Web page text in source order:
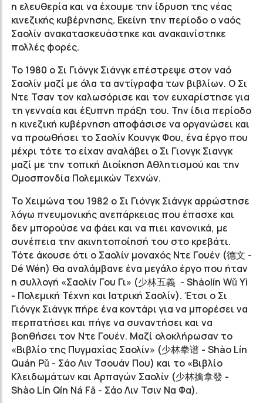
η ελευθερία και να έχουμε την ίδρυση της νέας
κινεζικής κυβέρνησης. Εκείνη την περίοδο ο ναός
Σαολίν ανακατασκευάστηκε και ανακαινίστηκε
πολλές φορές.
Το 1980 ο Σι Γιόνγκ Σιάνγκ επέστρεψε στον ναό
Σαολίν μαζί με όλα τα αντίγραφα των βιβλίων. Ο Σι
Ντε Τσαν τον καλωσόρισε και τον ευχαρίστησε για
τη γενναία και έξυπνη πράξη του. Την ίδια περίοδο
η κινεζική κυβέρνηση αποφάσισε να οργανώσει και
να προωθήσει το Σαολίν Κουνγκ Φου, ένα έργο που
μέχρι τότε το είχαν αναλάβει ο Σι Γιονγκ Σιανγκ
μαζί με την τοπική Διοίκηση Αθλητισμού και την
Ομοσπονδία Πολεμικών Τεχνών.
Το Χειμώνα του 1982 ο Σι Γιόνγκ Σιάνγκ αρρώστησε
λόγω πνευμονικής ανεπάρκειας που έπασχε και
δεν μπορούσε να φάει και να πιει κανονικά, με
συνέπεια την ακινητοποίησή του στο κρεβάτι.
Τότε άκουσε ότι ο Σαολίν μοναχός Ντε Γουέν (德文 -
Dé Wén) θα αναλάμβανε ένα μεγάλο έργο που ήταν
η συλλογή «Σαολίν Γου Γι» (少林五義 - Shàolín Wǔ Yì
- Πολεμική Τέχνη και Ιατρική Σαολίν). Έτσι ο Σι
Γιόνγκ Σιάνγκ πήρε ένα κοντάρι για να μπορέσει να
περπατήσει και πήγε να συναντήσει και να
βοηθήσει τον Ντε Γουέν. Μαζί ολοκλήρωσαν το
«Βιβλίο της Πυγμαχίας Σαολίν» (少林拳谱 - Shào Lín
Quán Pǔ - Σάο Λιν Τσουάν Που) και το «Βιβλίο
Κλειδωμάτων και Αρπαγών Σαολίν (少林擒拿發 -
Shào Lín Qín Ná Fā - Σάο Λιν Τσιν Να Φα).